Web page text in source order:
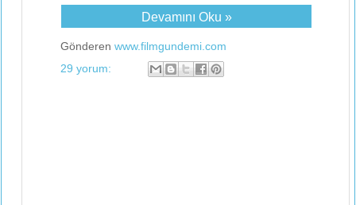
Devamını Oku »
Gönderen www.filmgundemi.com
29 yorum: